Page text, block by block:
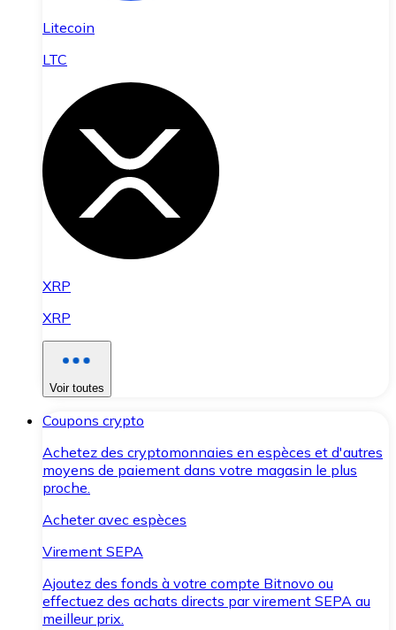
Litecoin
LTC
XRP
XRP
Voir toutes
Coupons crypto
Achetez des cryptomonnaies en espèces et d'autres
moyens de paiement dans votre magasin le plus
proche.
Acheter avec espèces
Virement SEPA
Ajoutez des fonds à votre compte Bitnovo ou
effectuez des achats directs par virement SEPA au
meilleur prix.